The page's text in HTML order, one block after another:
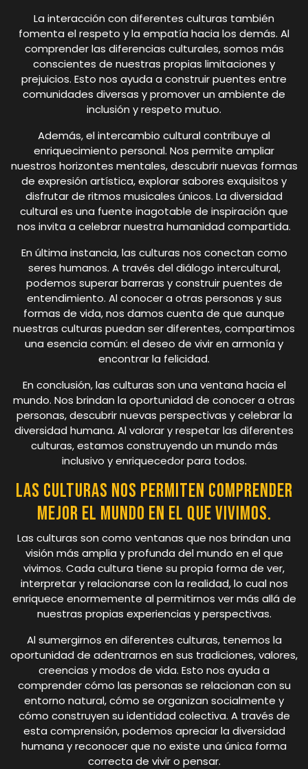
La interacción con diferentes culturas también
fomenta el respeto y la empatía hacia los demás. Al
comprender las diferencias culturales, somos más
conscientes de nuestras propias limitaciones y
prejuicios. Esto nos ayuda a construir puentes entre
comunidades diversas y promover un ambiente de
inclusión y respeto mutuo.
Además, el intercambio cultural contribuye al
enriquecimiento personal. Nos permite ampliar
nuestros horizontes mentales, descubrir nuevas formas
de expresión artística, explorar sabores exquisitos y
disfrutar de ritmos musicales únicos. La diversidad
cultural es una fuente inagotable de inspiración que
nos invita a celebrar nuestra humanidad compartida.
En última instancia, las culturas nos conectan como
seres humanos. A través del diálogo intercultural,
podemos superar barreras y construir puentes de
entendimiento. Al conocer a otras personas y sus
formas de vida, nos damos cuenta de que aunque
nuestras culturas puedan ser diferentes, compartimos
una esencia común: el deseo de vivir en armonía y
encontrar la felicidad.
En conclusión, las culturas son una ventana hacia el
mundo. Nos brindan la oportunidad de conocer a otras
personas, descubrir nuevas perspectivas y celebrar la
diversidad humana. Al valorar y respetar las diferentes
culturas, estamos construyendo un mundo más
inclusivo y enriquecedor para todos.
Las culturas nos permiten comprender
mejor el mundo en el que vivimos.
Las culturas son como ventanas que nos brindan una
visión más amplia y profunda del mundo en el que
vivimos. Cada cultura tiene su propia forma de ver,
interpretar y relacionarse con la realidad, lo cual nos
enriquece enormemente al permitirnos ver más allá de
nuestras propias experiencias y perspectivas.
Al sumergirnos en diferentes culturas, tenemos la
oportunidad de adentrarnos en sus tradiciones, valores,
creencias y modos de vida. Esto nos ayuda a
comprender cómo las personas se relacionan con su
entorno natural, cómo se organizan socialmente y
cómo construyen su identidad colectiva. A través de
esta comprensión, podemos apreciar la diversidad
humana y reconocer que no existe una única forma
correcta de vivir o pensar.